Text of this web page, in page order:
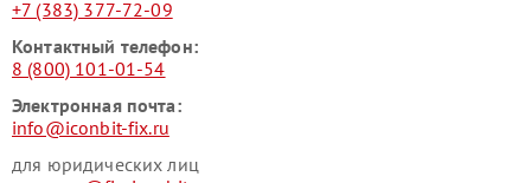
+7 (383) 377-72-09
Контактный телефон:
8 (800) 101-01-54
Электронная почта:
info@iconbit-fix.ru
для юридических лиц